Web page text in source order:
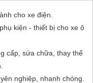
cho xe điện.
kiện - thiết bị cho xe ô
cấp, sửa chữa, thay thế
nghiệp, nhanh chóng.